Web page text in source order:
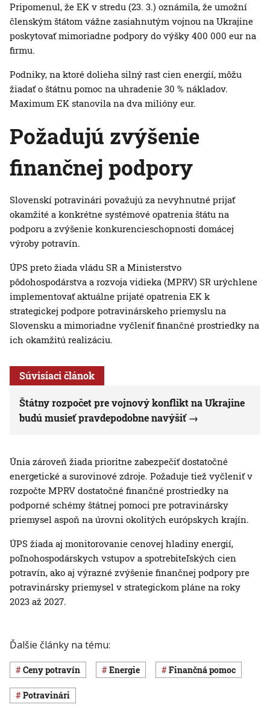
Pripomenul, že EK v stredu (23. 3.) oznámila, že umožní
členským štátom vážne zasiahnutým vojnou na Ukrajine
poskytovať mimoriadne podpory do výšky 400 000 eur na
firmu.
Podniky, na ktoré dolieha silný rast cien energií, môžu
žiadať o štátnu pomoc na uhradenie 30 % nákladov.
Maximum EK stanovila na dva milióny eur.
Požadujú zvýšenie
finančnej podpory
Slovenskí potravinári považujú za nevyhnutné prijať
okamžité a konkrétne systémové opatrenia štátu na
podporu a zvýšenie konkurencieschopnosti domácej
výroby potravín.
ÚPS preto žiada vládu SR a Ministerstvo
pôdohospodárstva a rozvoja vidieka (MPRV) SR urýchlene
implementovať aktuálne prijaté opatrenia EK k
strategickej podpore potravinárskeho priemyslu na
Slovensku a mimoriadne vyčleniť finančné prostriedky na
ich okamžitú realizáciu.
Súvisiaci článok
Štátny rozpočet pre vojnový konflikt na Ukrajine
budú musieť pravdepodobne navýšiť
Únia zároveň žiada prioritne zabezpečiť dostatočné
energetické a surovinové zdroje. Požaduje tiež vyčleniť v
rozpočte MPRV dostatočné finančné prostriedky na
podporné schémy štátnej pomoci pre potravinársky
priemysel aspoň na úrovni okolitých európskych krajín.
ÚPS žiada aj monitorovanie cenovej hladiny energií,
poľnohospodárskych vstupov a spotrebiteľských cien
potravín, ako aj výrazné zvýšenie finančnej podpory pre
potravinársky priemysel v strategickom pláne na roky
2023 až 2027.
Ďalšie články na tému:
ceny potravín energie finančná pomoc
potravinári